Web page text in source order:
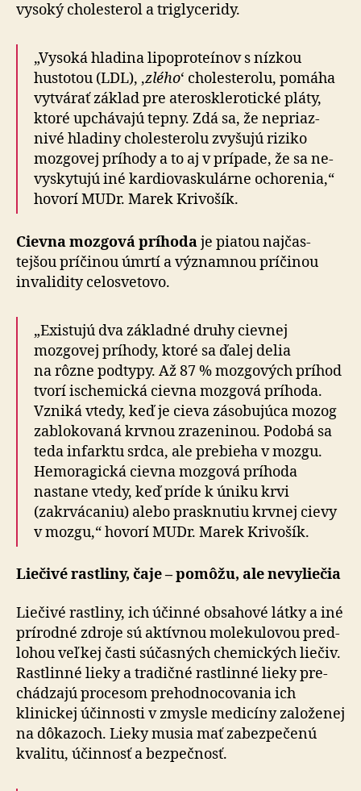
vysoký cholesterol a tri­gly­ce­ridy.
„Vysoká hladina lipoproteínov s nízkou
hustotou (LDL), ‚zlého‘ cholesterolu, pomáha
vytvárať základ pre ate­ro­skle­ro­tické pláty,
ktoré upchá­vajú tepny. Zdá sa, že ne­priaz­
nivé hladiny cholesterolu zvyšujú riziko
mozgovej príhody a to aj v prí­pade, že sa ne­
vy­sky­tujú iné kar­dio­vas­ku­lárne ocho­renia,“
hovorí MUDr. Marek Krivošík.
Cievna mozgová príhodaje piatou naj­čas­
tejšou príčinou úmrtí a významnou prí­či­nou
inva­li­dity celo­sve­tovo.
„Existujú dva základné druhy cievnej
mozgovej príhody, ktoré sa ďalej delia
na rôzne pod­typy. Až 87 % moz­go­vých príhod
tvorí ische­mická cievna moz­gová príhoda.
Vzniká vtedy, keď je cieva záso­bu­júca mozog
zablo­ko­vaná krvnou zra­ze­ni­nou. Podobá sa
teda infarktu srdca, ale pre­bieha v mozgu.
Hemo­ra­gická cievna moz­gová prí­hoda
nastane vtedy, keď príde k úniku krvi
(zakrvá­caniu) alebo prasknutiu krvnej cievy
v mozgu,“ hovorí MUDr. Marek Krivošík.
Liečivé rastliny, čaje – pomôžu, ale ne­vy­liečia
Liečivé rastliny, ich účinné obsahové látky a iné
prí­rodné zdroje sú aktívnou mole­ku­lo­vou pred­
lo­hou veľkej časti sú­čas­ných chemických liečiv.
Rastlinné lieky a tra­dičné rastlinné lieky pre­
chá­dzajú procesom pre­hod­no­co­vania ich
klinickej účinnosti v zmysle medicíny za­lo­že­nej
na dô­ka­zoch. Lieky musia mať za­bez­pe­čenú
kva­litu, účin­nosť a bez­peč­nosť.